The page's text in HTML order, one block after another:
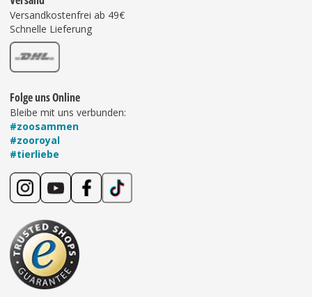
Versandkostenfrei ab 49€
Schnelle Lieferung
Folge uns Online
Bleibe mit uns verbunden:
#zoosammen
#zooroyal
#tierliebe